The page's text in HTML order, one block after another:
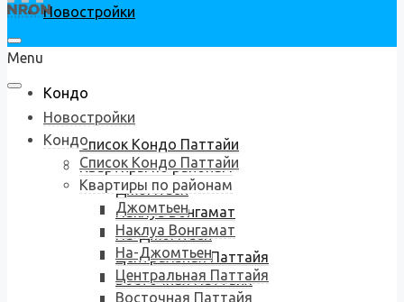
Новостройки
Кондо
Список Кондо Паттайи
Квартиры по районам
Джомтьен
Наклуа Вонгамат
На-Джомтьен
Центральная Паттайя
Восточная Паттайя
Menu
Новостройки
Кондо
Список Кондо Паттайи
Квартиры по районам
Джомтьен
Наклуа Вонгамат
На-Джомтьен
Центральная Паттайя
Восточная Паттайя